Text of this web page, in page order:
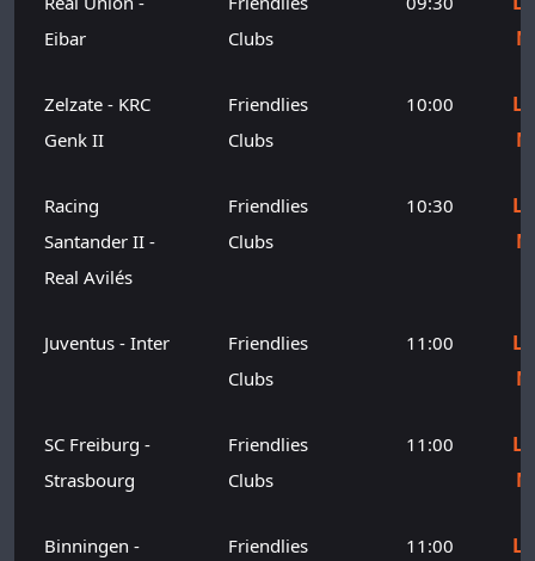
Eibar
Clubs
Zelzate - KRC
Genk II
Friendlies
Clubs
10:00
Racing
Santander II -
Real Avilés
Friendlies
Clubs
10:30
Juventus - Inter
Friendlies
Clubs
11:00
SC Freiburg -
Strasbourg
Friendlies
Clubs
11:00
Binningen -
Friendlies
11:00